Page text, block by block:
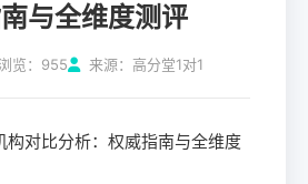
与全维度测评
浏览：955 来源：高分堂1对1
构对比分析：权威指南与全维度